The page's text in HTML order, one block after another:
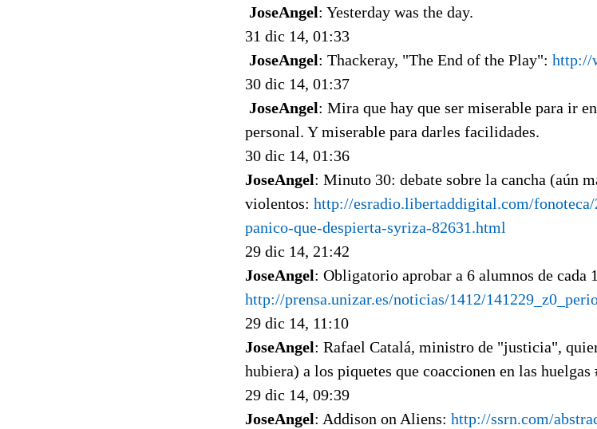
JoseAngel: Yesterday was the day.
31 dic 14, 01:33
JoseAngel: Thackeray, "The End of the Play": http://
30 dic 14, 01:37
JoseAngel: Mira que hay que ser miserable para ir
personal. Y miserable para darles facilidades.
30 dic 14, 01:36
JoseAngel: Minuto 30: debate sobre la cancha (aún
violentos: http://esradio.libertaddigital.com/
panico-que-despierta-syriza-82631.html
29 dic 14, 21:42
JoseAngel: Obligatorio aprobar a 6 alumnos de cada
http://prensa.unizar.es/noticias/1412/
29 dic 14, 11:10
JoseAngel: Rafael Catalá, ministro de "justicia",
hubiera) a los piquetes que coaccionen en las huelgas
29 dic 14, 09:39
JoseAngel: Addison on Aliens: http://ssrn.com/